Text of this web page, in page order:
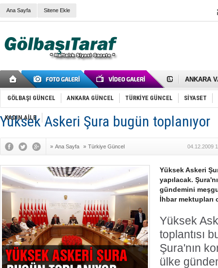
Ana Sayfa Sitene Ekle
Cemal
Samet
FAİZ
SÖZ
Mikail
Gölbaşı
İNCEK
GÖLBAŞI GÜNCEL ANKARA GÜNCEL TÜRKİYE GÜNCEL SİYASET
KADIN AİLE
Yüksek Askeri Şura bugün toplanıyor
» Ana Sayfa » Türkiye Güncel 04.12.2009
Yüksek Askeri
yapılacak.
gündemini
İhbar mektupları
Yüksek
toplantısı
Şura'nın
ülke